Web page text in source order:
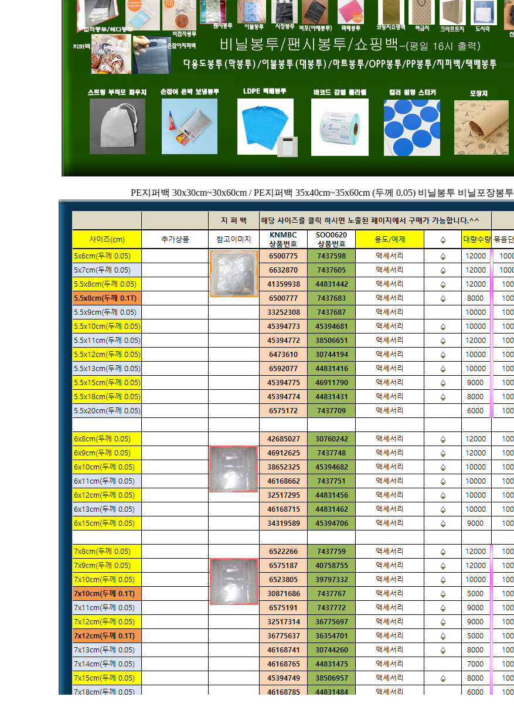
PE지퍼백 30x30cm~30x60cm / PE지퍼백 35x40cm~35x60cm (두께 0.05) 비닐봉투 비닐포장봉투